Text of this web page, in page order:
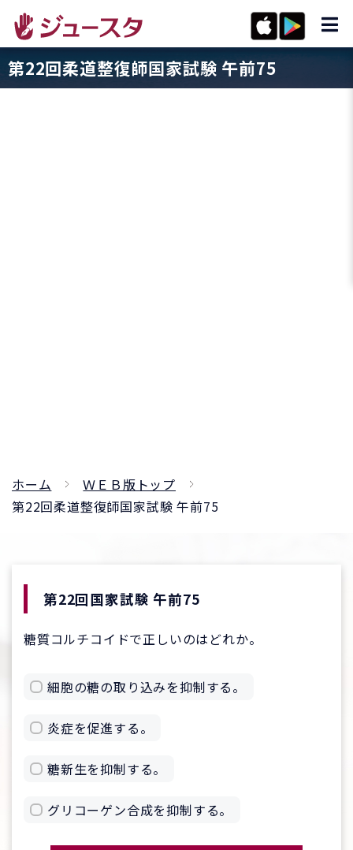
第22回柔道整復師国家試験 午前75
ホーム
ＷＥＢ版トップ
第22回柔道整復師国家試験 午前75
第22回国家試験 午前75
糖質コルチコイドで正しいのはどれか。
細胞の糖の取り込みを抑制する。
炎症を促進する。
糖新生を抑制する。
グリコーゲン合成を抑制する。